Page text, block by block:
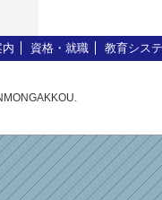
資格・就職 教育シス